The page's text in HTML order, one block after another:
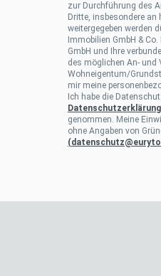
zur Durchführung des
Dritte, insbesondere an
weitergegeben werden
Immobilien GmbH &
GmbH und Ihre
des möglichen An- und
Wohneigentum/
mir meine
Ich habe die
Datenschutzerklärung
genommen. Meine
ohne Angaben von